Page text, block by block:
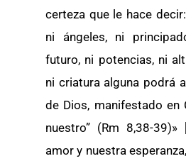
certeza que le hace
ni ángeles, ni
futuro, ni potencias, ni
ni criatura alguna podrá
de Dios, manifestado en
nuestro” (Rm 8,38-
amor y nuestra